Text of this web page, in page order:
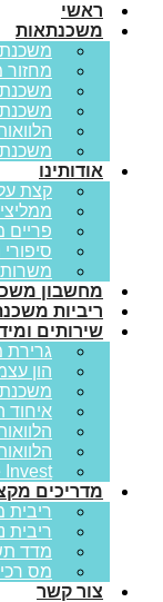
ראשי
משכנתאות
אודותינו
קצת
משרות
מחשבון
ריביות
שירותים
הון
איחוד
Invest
מדריכים
ריבית
מדד
מס
צור קשר